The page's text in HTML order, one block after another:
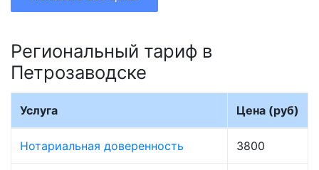
Региональный тариф в
Петрозаводске
Услуга Цена (руб)
Нотариальная доверенность 3800